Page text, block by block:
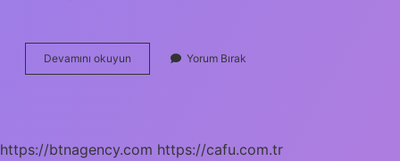
Devamını okuyun Amerika
Kim
Yorum Bırak
https://btnagency.com https://cafu.com.tr